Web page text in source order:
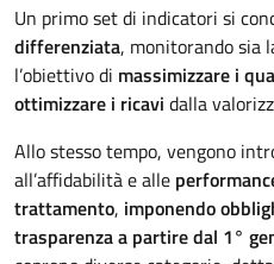
Un primo set di indicatori si
differenziata, monitorando sia
l’obiettivo di massimizzare i
ottimizzare i ricavi dalla
Allo stesso tempo, vengono
all’affidabilità e alle
trattamento, imponendo
trasparenza a partire dal 1°